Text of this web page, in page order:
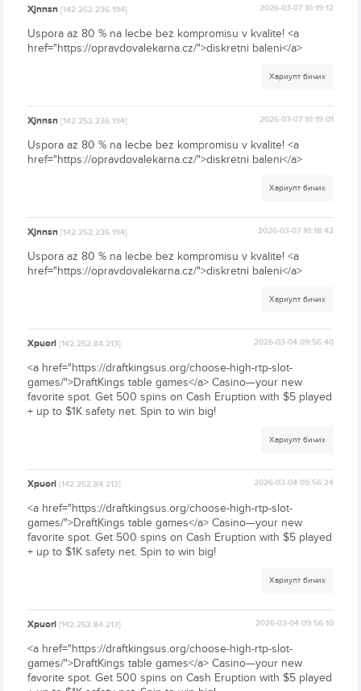
Xjnnsn[142.252.236.194] 2026-03-07 10:19:12
Uspora az 80 % na lecbe bez kompromisu v kvalite! <a
href="https://opravdovalekarna.cz/">diskretni baleni</a>
Хариулт бичих
Xjnnsn[142.252.236.194] 2026-03-07 10:19:01
Uspora az 80 % na lecbe bez kompromisu v kvalite! <a
href="https://opravdovalekarna.cz/">diskretni baleni</a>
Хариулт бичих
Xjnnsn[142.252.236.194] 2026-03-07 10:18:42
Uspora az 80 % na lecbe bez kompromisu v kvalite! <a
href="https://opravdovalekarna.cz/">diskretni baleni</a>
Хариулт бичих
Xpuorl[142.252.84.213] 2026-03-04 09:56:40
<a href="https://draftkingsus.org/choose-high-rtp-slot-
games/">DraftKings table games</a> Casino—your new
favorite spot. Get 500 spins on Cash Eruption with $5 played
+ up to $1K safety net. Spin to win big!
Хариулт бичих
Xpuorl[142.252.84.213] 2026-03-04 09:56:24
<a href="https://draftkingsus.org/choose-high-rtp-slot-
games/">DraftKings table games</a> Casino—your new
favorite spot. Get 500 spins on Cash Eruption with $5 played
+ up to $1K safety net. Spin to win big!
Хариулт бичих
Xpuorl[142.252.84.213] 2026-03-04 09:56:10
<a href="https://draftkingsus.org/choose-high-rtp-slot-
games/">DraftKings table games</a> Casino—your new
favorite spot. Get 500 spins on Cash Eruption with $5 played